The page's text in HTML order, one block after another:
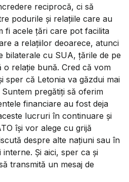
reciprocă, ci să
podurile și relațiile care au
fi acele țări care pot facilita
a relațiilor deoarece, atunci
bilaterale cu SUA, țările de pe
relație bună. Cred că vom
sper că Letonia va găzdui mai
pregătiți să oferim
financiare au fost deja
lucruri în continuare și
își vor alege cu grijă
despre alte națiuni sau în
Și aici, sper ca și
transmită un mesaj de